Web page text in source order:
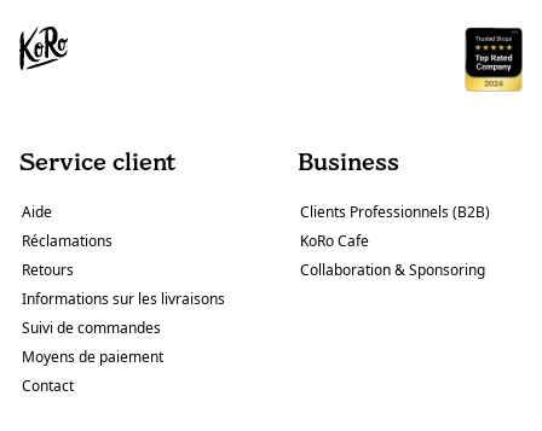
Service client
Aide
Réclamations
Retours
Informations sur les livraisons
Suivi de commandes
Moyens de paiement
Contact
Business
Clients Professionnels (B2B)
KoRo Cafe
Collaboration & Sponsoring